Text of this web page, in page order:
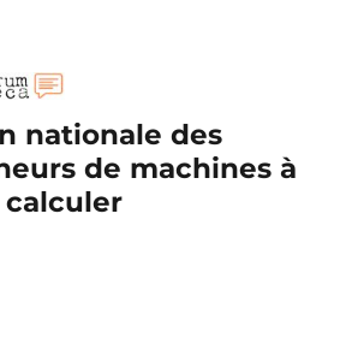
nationale des
de machines à